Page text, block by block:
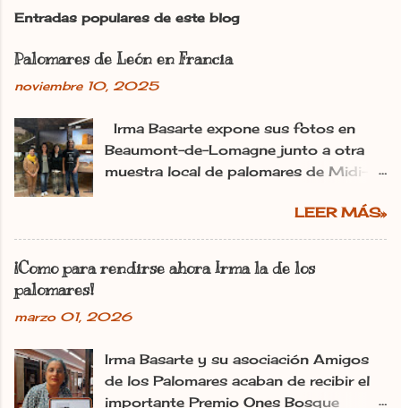
a
u
c
m
e
n
t
a
Entradas populares de este blog
Palomares de León en Francia
noviembre 10, 2025
Irma Basarte expone sus fotos en
Beaumont-de-Lomagne junto a otra
muestra local de palomares de Midi-
izquierda) con Miguel Pastrana y las
colaboradoras francesas. dl Ana
Gaitero León 11.11.2025 | 06:00
Actualizado: 11.11.2025 | 10:25 En:
Pirineos La utopía de Irma Basarte
plantado en Francia con los palomares
de León. «Les pigeonniers de la région
LEER MÁS»
¡Como para rendirse ahora Irma la de los
palomares!
marzo 01, 2026
Irma Basarte y su asociación Amigos
de los Palomares acaban de recibir el
importante Premio Ones Bosque